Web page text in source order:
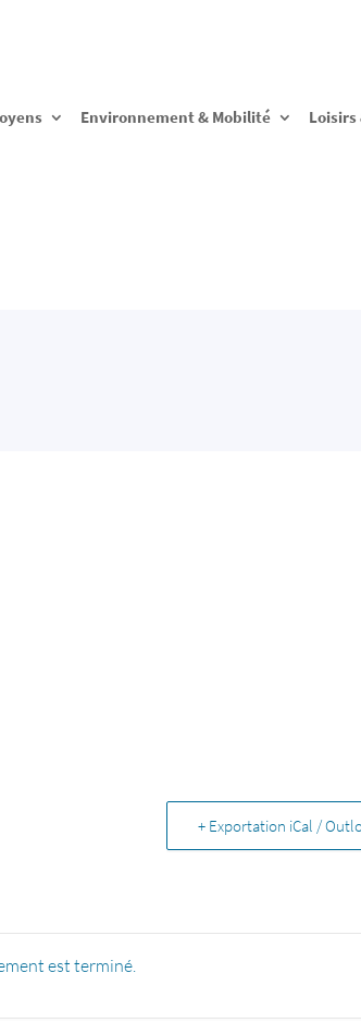
Environnement & Mobilité
+ Exportation iCal /
est terminé.